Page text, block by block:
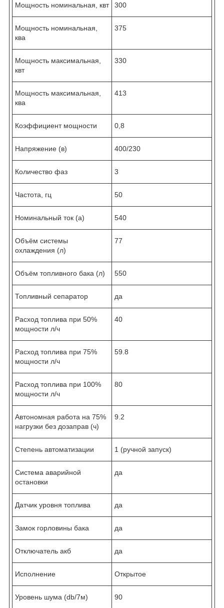
Мощность номинальная, квт 300
Мощность номинальная,
ква
375
Мощность максимальная,
квт
330
Мощность максимальная,
ква
413
Коэффициент мощности 0,8
Напряжение (в) 400/230
Количество фаз 3
Частота, гц 50
Номинальный ток (а) 540
Объём системы
охлаждения (л)
77
Объём топливного бака (л) 550
Топливный сепаратор да
Расход топлива при 50%
мощности л/ч
40
Расход топлива при 75%
мощности л/ч
59.8
Расход топлива при 100%
мощности л/ч
80
Автономная работа на 75%
нагрузки без дозаправ (ч)
9.2
Степень автоматизации 1 (ручной запуск)
Система аварийной
остановки
да
Датчик уровня топлива да
Замок горловины бака да
Отключатель акб да
Исполнение Открытое
Уровень шума (db/7м) 90